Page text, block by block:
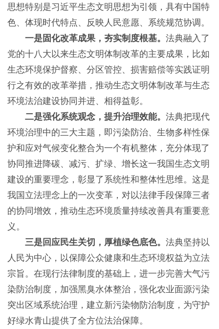
思想特别是习近平生态文明思想为引领，具有中国特
色、体现时代特点、反映人民意愿、系统规范协调。
一是固化改革成果，夯实制度根基。 法典融入了
党的十八大以来生态文明体制改革的主要成果，比如
生态环境保护督察、分区管控、损害赔偿等实践证明
行之有效的改革举措，推动生态文明体制改革与生态
环境法治建设协同并进、相得益彰。
二是强化系统观念，提升治理效能。 法典把现代
环境治理中的三大主题，即污染防治、生物多样性保
护和应对气候变化整合为一个有机整体，充分体现了
协同推进降碳、减污、扩绿、增长这一我国生态文明
建设的重要理念，彰显了系统性和整体性思维。这是
我国立法理念上的一次变革，对以法律手段保障三者
的协同增效，推动生态环境质量持续改善具有重要意
义。
三是回应民生关切，厚植绿色底色。 法典坚持以
人民为中心，以保障公众健康和生态环境权益为立法
宗旨。在现行法律制度的基础上，进一步完善大气污
染防治制度，加强黑臭水体整治，强化农业面源污染
突出区域系统治理，建立新污染物防治制度，为守护
好绿水青山提供了全方位法治保障。